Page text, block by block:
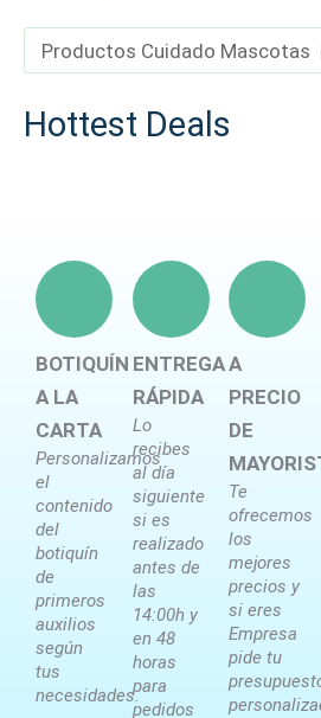
Hottest Deals
BOTIQUÍN
A LA
CARTA
Personalizamos
el
contenido
del
botiquín
de
primeros
auxilios
según
tus
necesidades.
ENTREGA
RÁPIDA
Lo
recibes
al día
siguiente
si es
realizado
antes de
las
14:00h y
en 48
horas
para
pedidos
A
PRECIO
DE
Te
ofrecemos
los
mejores
precios y
si eres
Empresa
pide tu